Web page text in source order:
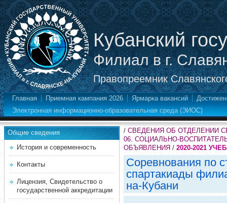
Кубанский
Филиал в г.
Правопреемник
Главная Приемная кампания 2026 Ярмарка вакансий
Электронная информационно-образовательная среда (ЭИОС)
Общие сведения
История и современность
Контакты
Лицензия, Свидетельство о
государственной аккредитации
/ СВЕДЕНИЯ ОБ ОТДЕЛЕНИИ
06. СОЦИАЛЬНО-
ОБЪЯВЛЕНИЯ / 2020-2021
Соревнования по
спартакиады
на-Кубани